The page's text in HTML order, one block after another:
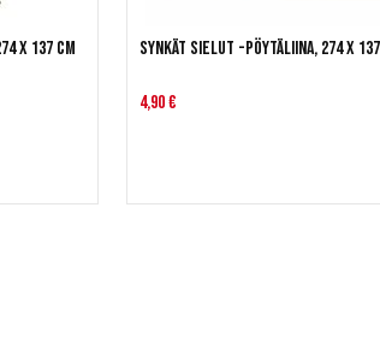
x 137 cm Synkät sielut -pöytäliina, 274 x
4,90 €